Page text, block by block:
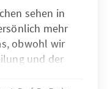
sehen in
mehr
obwohl wir
und der